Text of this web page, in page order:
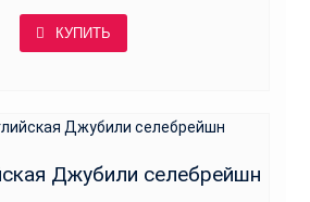
КУПИТЬ
Джубили селебрейшн